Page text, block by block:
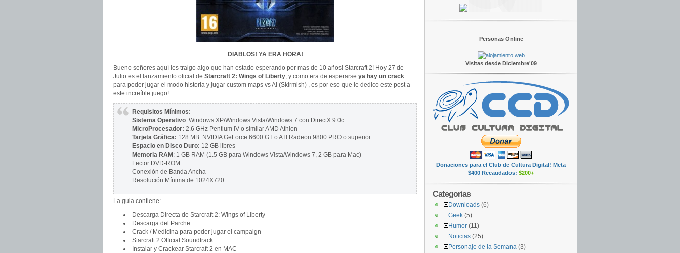
DIABLOS! YA ERA HORA!
Bueno señores aquí les traigo algo que han estado esperando por mas de 10 años! Starcraft 2! Hoy 27 de
Julio es el lanzamiento oficial de Starcraft 2: Wings of Liberty, y como era de esperarse ya hay un crack
para poder jugar el modo historia y jugar custom maps vs AI (Skirmish) , es por eso que le dedico este post a
este increíble juego!
Requisitos Mínimos:
Sistema Operativo: Windows XP/Windows Vista/Windows 7 con DirectX 9.0c
MicroProcesador: 2.6 GHz Pentium IV o similar AMD Athlon
Tarjeta Gráfica: 128 MB NVIDIA GeForce 6600 GT o ATI Radeon 9800 PRO o superior
Espacio en Disco Duro: 12 GB libres
Memoria RAM : 1 GB RAM (1.5 GB para Windows Vista/Windows 7, 2 GB para Mac)
Lector DVD-ROM
Conexión de Banda Ancha
Resolución Mínima de 1024X720
La guia contiene:
Descarga Directa de Starcraft 2: Wings of Liberty
Descarga del Parche
Crack / Medicina para poder jugar el campaign
Starcraft 2 Official Soundtrack
Instalar y Crackear Starcraft 2 en MAC
Personas Online
Visitas desde Diciembre'09
Donaciones para el Club de Cultura Digital! Meta
$400 Recaudados: $200+
Categorias
Downloads (6)
Geek (5)
Humor (11)
Noticias (25)
Personaje de la Semana (3)